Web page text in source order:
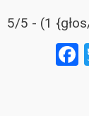
5/5 - (1